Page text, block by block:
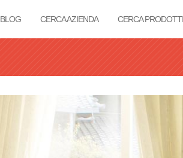
BLOG CERCA AZIENDA CERCA PRODOTTI